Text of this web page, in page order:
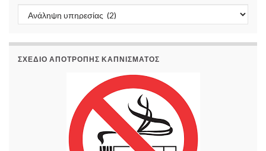
Kατηγορίες
ΣΧΕΔΙΟ ΑΠΟΤΡΟΠΗΣ ΚΑΠΝΙΣΜΑΤΟΣ